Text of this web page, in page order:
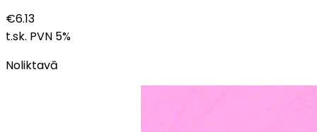
€6.13
t.sk. PVN 5%
Noliktavā